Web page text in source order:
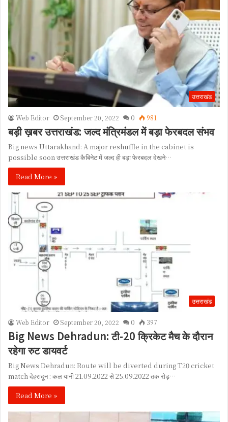
उत्तराखंड
Web Editor September 20, 2022 0 981
बड़ी ख़बर उत्तराखंड: जल्द मंत्रिमंडल में बड़ा फेरबदल संभव
Big news Uttarakhand: A major reshuffle in the cabinet is
possible soon उत्तराखंड कैबिनेट में जल्द ही बड़ा फेरबदल देखने…
Read More »
उत्तराखंड
Web Editor September 20, 2022 0 397
Big News Dehradun: टी-20 क्रिकेट मैच के दौरान
रहेगा रुट डायवर्ट
Big News Dehradun: Route will be diverted during T20 cricket
match देहरादून : कल यानी 21.09.2022 से 25.09.2022 तक रोड़…
Read More »